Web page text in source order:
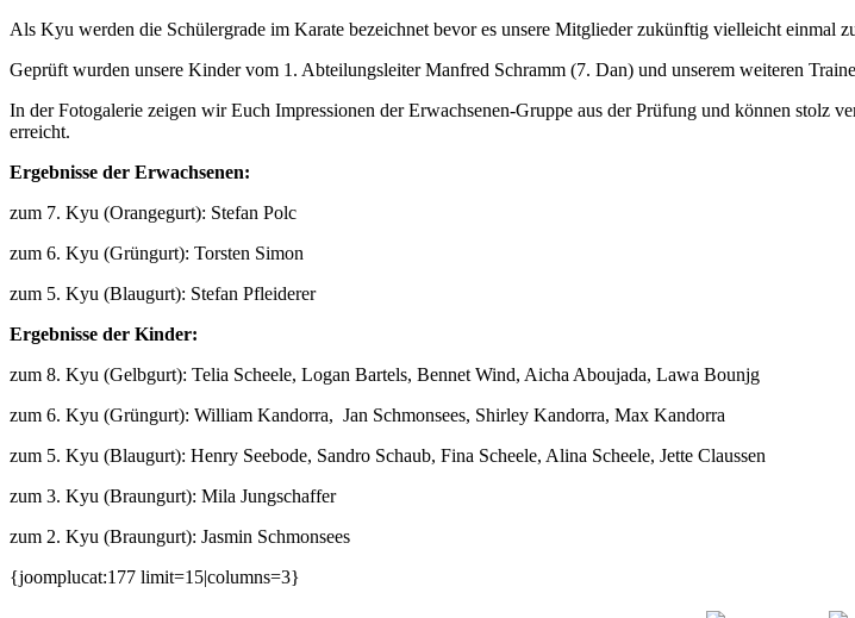
Als Kyu werden die Schülergrade im Karate bezeichnet bevor es unsere Mitglieder zukünftig vielleicht einmal
Geprüft wurden unsere Kinder vom 1. Abteilungsleiter Manfred Schramm (7. Dan) und unserem weiteren
In der Fotogalerie zeigen wir Euch Impressionen der Erwachsenen-Gruppe aus der Prüfung und können stolz
erreicht.
Ergebnisse der Erwachsenen:
zum 7. Kyu (Orangegurt): Stefan Polc
zum 6. Kyu (Grüngurt): Torsten Simon
zum 5. Kyu (Blaugurt): Stefan Pfleiderer
Ergebnisse der Kinder:
zum 8. Kyu (Gelbgurt): Telia Scheele, Logan Bartels, Bennet Wind, Aicha Aboujada, Lawa Bounjg
zum 6. Kyu (Grüngurt): William Kandorra, Jan Schmonsees, Shirley Kandorra, Max Kandorra
zum 5. Kyu (Blaugurt): Henry Seebode, Sandro Schaub, Fina Scheele, Alina Scheele, Jette Claussen
zum 3. Kyu (Braungurt): Mila Jungschaffer
zum 2. Kyu (Braungurt): Jasmin Schmonsees
{joomplucat:177 limit=15|columns=3}